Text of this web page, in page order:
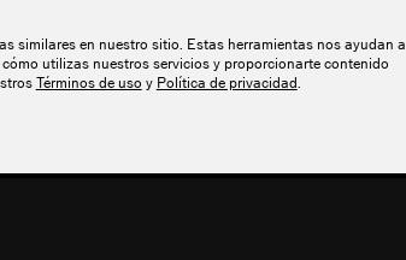
similares en nuestro sitio. Estas herramientas nos ayudan a
utilizas nuestros servicios y proporcionarte contenido
Términos de uso y Política de privacidad